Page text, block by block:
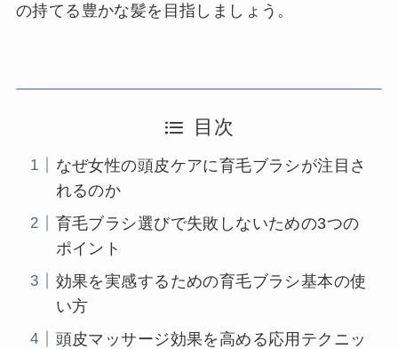
の持てる豊かな髪を目指しましょう。
目次
なぜ女性の頭皮ケアに育毛ブラシが注目さ
れるのか
育毛ブラシ選びで失敗しないための3つの
ポイント
効果を実感するための育毛ブラシ基本の使
い方
頭皮マッサージ効果を高める応用テクニッ